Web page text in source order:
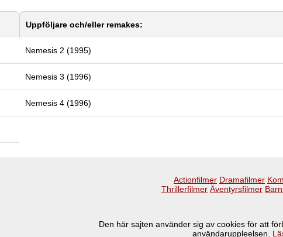
Uppföljare och/eller remakes:
Nemesis 2 (1995)
Nemesis 3 (1996)
Nemesis 4 (1996)
Actionfilmer Dramafilmer
Thrillerfilmer Äventyrsfilmer
Den här sajten använder sig av cookies för att
användaruppleelsen.